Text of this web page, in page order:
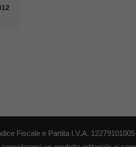
Fiscale e Partita I.V.A. 12279101005